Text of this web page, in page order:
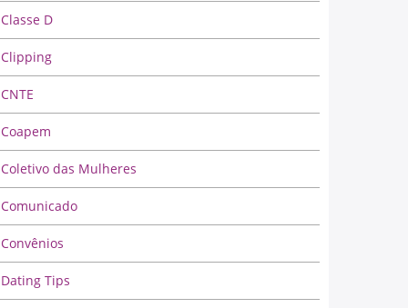
Classe D
Clipping
CNTE
Coapem
Coletivo das Mulheres
Comunicado
Convênios
Dating Tips